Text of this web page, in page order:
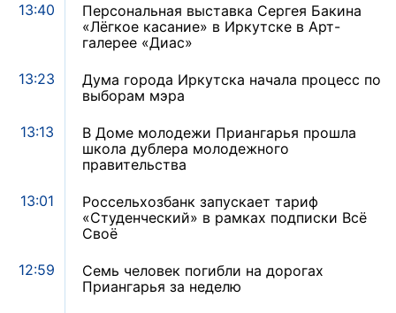
13:40
Персональная выставка Сергея Бакина
«Лёгкое касание» в Иркутске в Арт-
галерее «Диас»
13:23
Дума города Иркутска начала процесс по
выборам мэра
13:13
В Доме молодежи Приангарья прошла
школа дублера молодежного
правительства
13:01
Россельхозбанк запускает тариф
«Студенческий» в рамках подписки Всё
Своё
12:59
Семь человек погибли на дорогах
Приангарья за неделю